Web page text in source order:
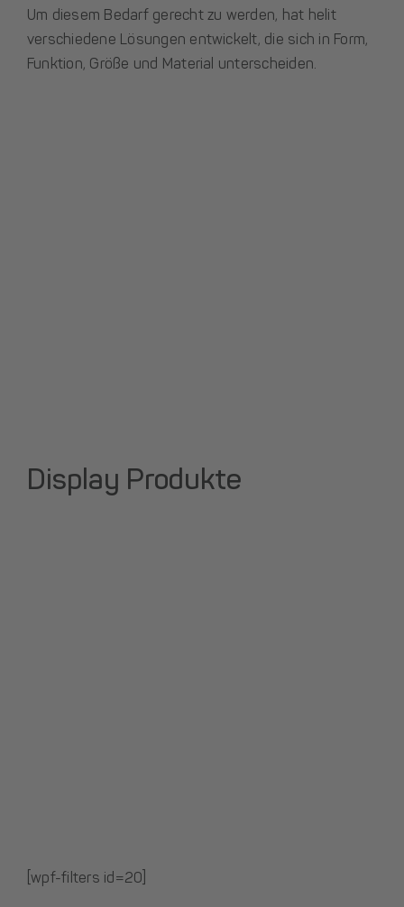
Um diesem Bedarf gerecht zu werden, hat helit
verschiedene Lösungen entwickelt, die sich in Form,
Funktion, Größe und Material unterscheiden.
Display Produkte
[wpf-filters id=20]